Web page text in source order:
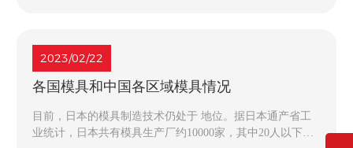
2023/02/22
各国模具和中国各区域模具情况​
目前，日本的模具制造技术仍处于 地位。据日本通产省工
业统计，日本共有模具生产厂约10000家，其中20人以下的